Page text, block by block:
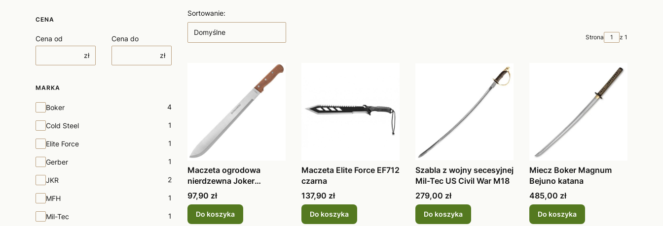
CENA
Cena od
zł
Cena do
zł
MARKA
Marka
Boker 4
Cold Steel 1
Elite Force 1
Gerber 1
JKR 2
MFH 1
Mil-Tec 1
Lista produktów
Sortowanie:
Domyślne
Strona z 1
Maczeta ogrodowa
nierdzewna Joker
Hiszpania JKR124
Cena
97,90 zł
Do koszyka
Maczeta Elite Force EF712
czarna
Cena
137,90 zł
Do koszyka
Szabla z wojny secesyjnej
Mil-Tec US Civil War M18
Cena
279,00 zł
Do koszyka
Miecz Boker Magnum
Bejuno katana
Cena
485,00 zł
Do koszyka